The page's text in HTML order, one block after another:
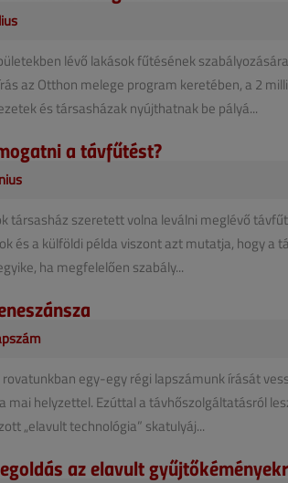
lévő lakások fűtésének
az Otthon melege program keretében, a 2
és társasházak nyújthatnak be pályá...
a távfűtést?
társasház szeretett volna leválni meglévő
és a külföldi példa viszont azt mutatja, hogy a
ha megfelelően szabály...
egy-egy régi lapszámunk írását
mai helyzettel. Ezúttal a távhőszolgáltatásról
„elavult technológia” skatulyáj...
az elavult